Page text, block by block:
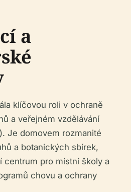
a
klíčovou roli v ochraně
a veřejném vzdělávání
Je domovem rozmanité
a botanických sbírek,
centrum pro místní školy a
chovu a ochrany